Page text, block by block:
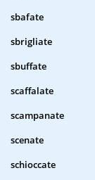
sbafate
sbrigliate
sbuffate
scaffalate
scampanate
scenate
schioccate